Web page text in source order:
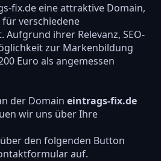
fix.de eine attraktive Domain,
verschiedene
ihrer Relevanz, SEO-
zur Markenbildung
Euro als angemessen
der Domain eintrags-fix.de
wir uns über Ihre
den folgenden Button
auf.